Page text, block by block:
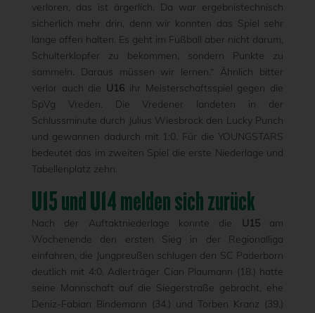
verloren, das ist ärgerlich. Da war ergebnistechnisch
sicherlich mehr drin, denn wir konnten das Spiel sehr
lange offen halten. Es geht im Fußball aber nicht darum,
Schulterklopfer zu bekommen, sondern Punkte zu
sammeln. Daraus müssen wir lernen.“ Ähnlich bitter
verlor auch die U16 ihr Meisterschaftsspiel gegen die
SpVg Vreden. Die Vredener landeten in der
Schlussminute durch Julius Wiesbrock den Lucky Punch
und gewannen dadurch mit 1:0. Für die YOUNGSTARS
bedeutet das im zweiten Spiel die erste Niederlage und
Tabellenplatz zehn.
U15 und U14 melden sich zurück
Nach der Auftaktniederlage konnte die U15am
Wochenende den ersten Sieg in der Regionalliga
einfahren, die Jungpreußen schlugen den SC Paderborn
deutlich mit 4:0. Adlerträger Cian Plaumann (18.) hatte
seine Mannschaft auf die Siegerstraße gebracht, ehe
Deniz-Fabian Bindemann (34.) und Torben Kranz (39.)